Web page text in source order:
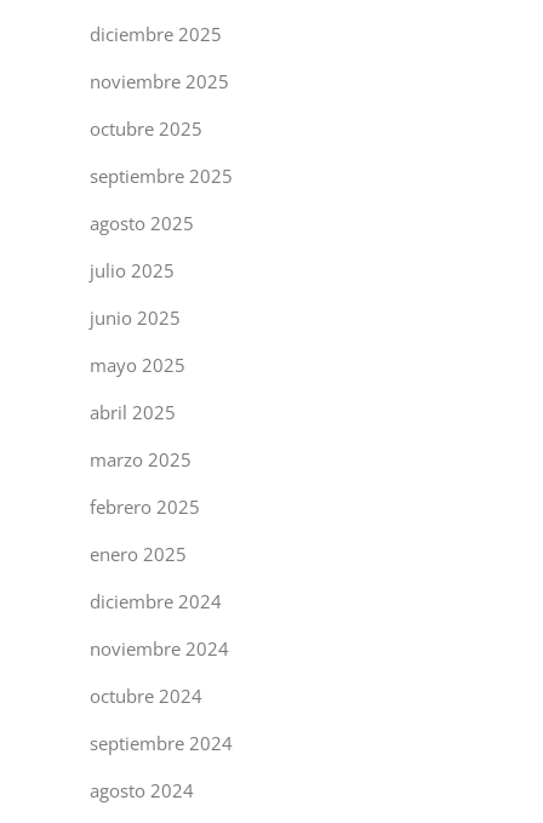
diciembre 2025
noviembre 2025
octubre 2025
septiembre 2025
agosto 2025
julio 2025
junio 2025
mayo 2025
abril 2025
marzo 2025
febrero 2025
enero 2025
diciembre 2024
noviembre 2024
octubre 2024
septiembre 2024
agosto 2024